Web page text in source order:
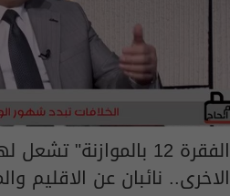
الفقرة 12 بالموازنة"
الاخرى.. نائبان عن الاقليم